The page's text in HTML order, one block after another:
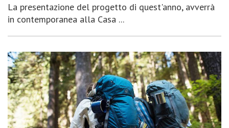
La presentazione del progetto di quest'anno, avverrà
in contemporanea alla Casa ...